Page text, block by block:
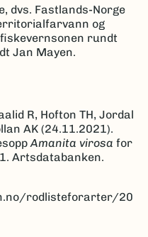
dvs. Fastlands-Norge
og
rundt
Jan Mayen.
R, Hofton TH, Jordal
AK (24.11.2021).
Amanita virosa for
Artsdatabanken.
rodlisteforarter/20